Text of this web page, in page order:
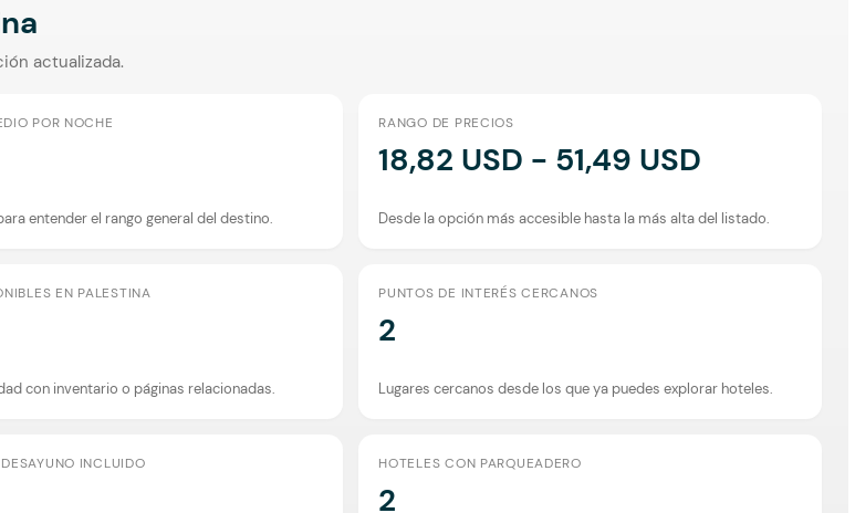
actualizada.
POR NOCHE
entender el rango general del destino.
RANGO DE PRECIOS
18,82 USD - 51,49 USD
Desde la opción más accesible hasta la más alta del listado.
EN PALESTINA
con inventario o páginas relacionadas.
PUNTOS DE INTERÉS CERCANOS
2
Lugares cercanos desde los que ya puedes explorar hoteles.
INCLUIDO HOTELES CON PARQUEADERO
2